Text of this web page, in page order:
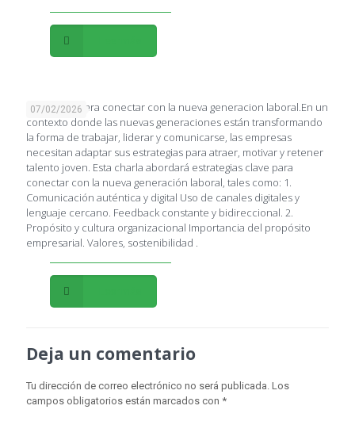
07/02/2026
Estrategias para conectar con la nueva generacion laboral.En un
contexto donde las nuevas generaciones están transformando
la forma de trabajar, liderar y comunicarse, las empresas
necesitan adaptar sus estrategias para atraer, motivar y retener
talento joven. Esta charla abordará estrategias clave para
conectar con la nueva generación laboral, tales como: 1.
Comunicación auténtica y digital Uso de canales digitales y
lenguaje cercano. Feedback constante y bidireccional. 2.
Propósito y cultura organizacional Importancia del propósito
empresarial. Valores, sostenibilidad .
Deja un comentario
Tu dirección de correo electrónico no será publicada. Los
campos obligatorios están marcados con *